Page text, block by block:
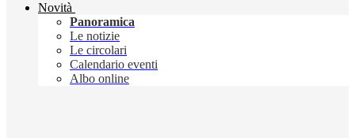
Novità
Panoramica
Le notizie
Le circolari
Calendario eventi
Albo online